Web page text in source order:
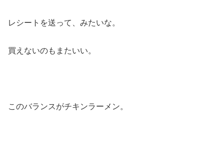
レシートを送って、みたいな。
買えないのもまたいい。
このバランスがチキンラーメン。